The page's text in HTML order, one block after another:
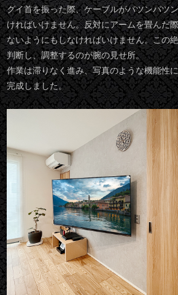
グイ首を振った際、ケーブルがパツンパツ
ければいけません。反対にアームを畳んだ
ないようにもしなければいけません。この
判断し、調整するのが腕の見せ所。
作業は滞りなく進み、写真のような機能性
完成しました。